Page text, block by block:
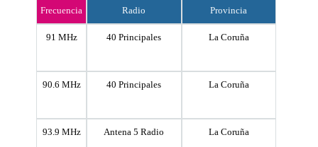
Frecuencia Radio Provincia
91 MHz 40 Principales La Coruña
90.6 MHz 40 Principales La Coruña
93.9 MHz Antena 5 Radio La Coruña